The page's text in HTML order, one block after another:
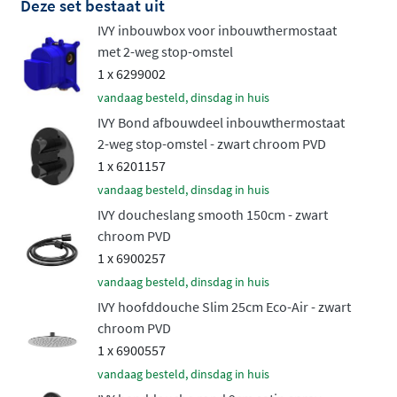
jou gewenste temperatuur blijft, ongeacht
drukschommelingen in de waterleiding. Je bedient de
kraan eenvoudig met draaiknoppen en kunt met één
beweging schakelen tussen hoofddouche en
handdouche. Het robuuste messing binnenwerk
garandeert jarenlang betrouwbaar gebruik zonder
problemen.
Flexibele keuzemogelijkheden voor
elke badkamer
De IVY Bond doucheset biedt je maximale flexibiliteit bij
de installatie. Kies uit hoofddouches met een diameter
van 20, 25 of 30 centimeter, allemaal beschikbaar in
zowel een medium als een slanke uitvoering. Voor de
bevestiging kun je kiezen tussen een elegante
plafondbuis van 15 of 30 centimeter of een praktische
Deze set bestaat uit
IVY inbouwbox voor inbouwthermostaat
met 2-weg stop-omstel
1 x 6299002
vandaag besteld, dinsdag in huis
IVY Bond afbouwdeel inbouwthermostaat
2-weg stop-omstel - zwart chroom PVD
1 x 6201157
vandaag besteld, dinsdag in huis
IVY doucheslang smooth 150cm - zwart
chroom PVD
1 x 6900257
vandaag besteld, dinsdag in huis
IVY hoofddouche Slim 25cm Eco-Air - zwart
chroom PVD
1 x 6900557
vandaag besteld, dinsdag in huis